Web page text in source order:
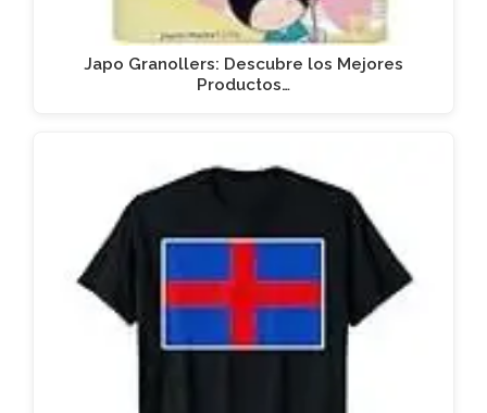
Japo Granollers: Descubre los Mejores
Productos…